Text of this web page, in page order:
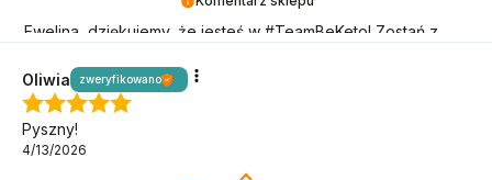
Ewelina, dziękujemy, że jesteś w #TeamBeKeto! Zostań z
Oliwia zweryfikowano
Pyszny!
4/13/2026